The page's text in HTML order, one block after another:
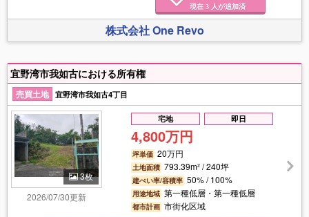
現在 3人が追加済
株式会社 One Revo
宜野湾市我如古における所有権
売買土地 宜野湾市我如古4丁目
3枚
2026/07/30更新
宅地 即日
4,800万円
坪単価 20万円
土地面積 793.39m² / 240坪
建ぺい率/容積率 50% / 100%
用途地域 第一種低層・第一種低層
都市計画 市街化区域